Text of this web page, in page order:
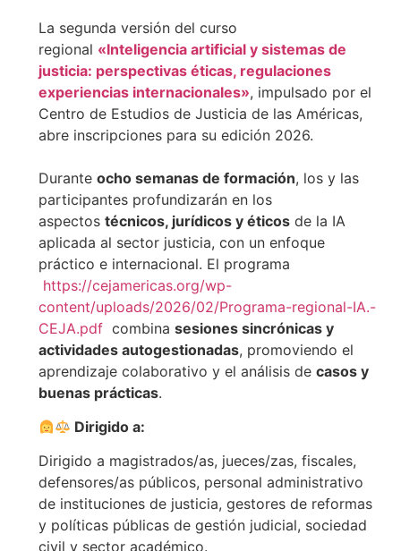
La segunda versión del curso
regional «Inteligencia artificial y sistemas de
justicia: perspectivas éticas, regulaciones
experiencias internacionales», impulsado por el
Centro de Estudios de Justicia de las Américas,
abre inscripciones para su edición 2026.
Durante ocho semanas de formación, los y las
participantes profundizarán en los
aspectos técnicos, jurídicos y éticosde la IA
aplicada al sector justicia, con un enfoque
práctico e internacional. El programa
https://cejamericas.org/wp-
content/uploads/2026/02/Programa-regional-IA.-
CEJA.pdfcombina sesiones sincrónicas y
actividades autogestionadas, promoviendo el
aprendizaje colaborativo y el análisis de casos y
buenas prácticas.
Dirigido a:
Dirigido a magistrados/as, jueces/zas, fiscales,
defensores/as públicos, personal administrativo
de instituciones de justicia, gestores de reformas
y políticas públicas de gestión judicial, sociedad
civil y sector académico.